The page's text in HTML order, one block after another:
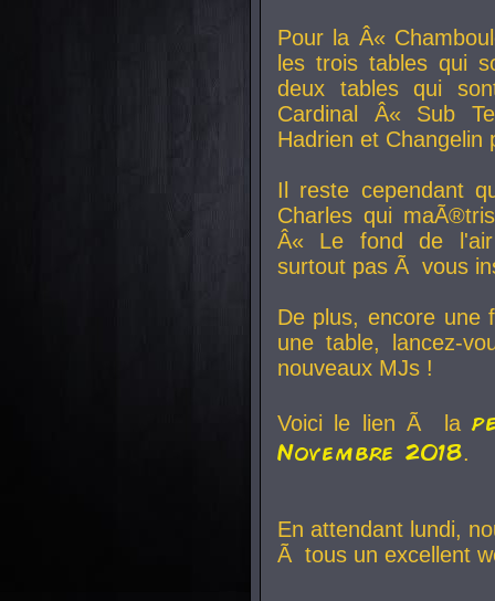
Pour la Â«
les trois tables qui
deux tables qui
Cardinal
Â« Sub
Hadrien et Changelin
Il reste cependant
Charles qui
Â« Le fond de
surtout pas Ã vous
De plus, encore une
une table, lancez-
nouveaux MJs !
Voici le lien Ã la
Novembre 2018.
En attendant lundi,
Ã tous un excellent